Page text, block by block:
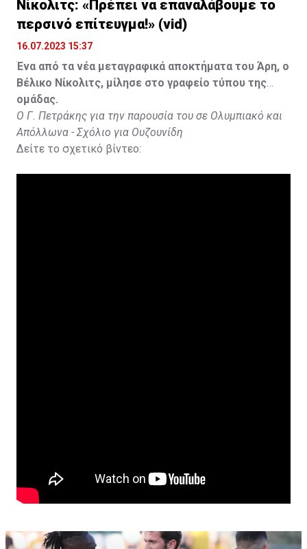
Νίκολιτς: «Πρέπει να επαναλάβουμε το
περσινό επίτευγμα!» (vid)
16.07.2023 15:37
Ένα από τα νέα μεταγραφικά αποκτήματα του Άρη, ο
Βέλικο Νίκολιτς, μίλησε στο γραφείο τύπου της
ομάδας.
Ο Γ. Πετράκης για την παρουσία του σε Ολυμπιακό και
Απόλλωνα - Σχόλιο για Ουζουνίδη
Δείτε το σχετικό βίντεο: